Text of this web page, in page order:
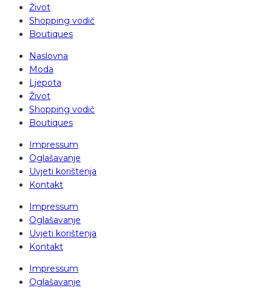
Život
Shopping vodič
Boutiques
Naslovna
Moda
Ljepota
Život
Shopping vodič
Boutiques
Impressum
Oglašavanje
Uvjeti korištenja
Kontakt
Impressum
Oglašavanje
Uvjeti korištenja
Kontakt
Impressum
Oglašavanje